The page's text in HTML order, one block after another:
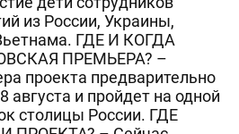
из России, Украины,
ГДЕ И КОГДА
ПРЕМЬЕРА? –
проекта предварительно
августа и пройдет на одной
столицы России. ГДЕ